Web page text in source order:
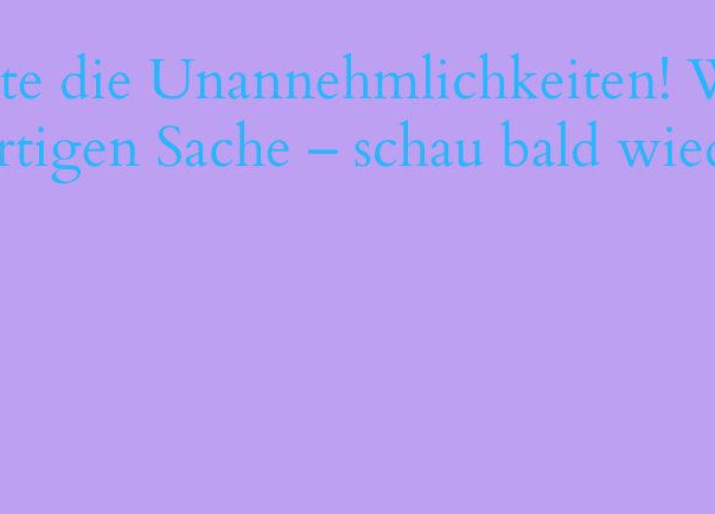
die Unannehmlichkeiten!
Sache – schau bald